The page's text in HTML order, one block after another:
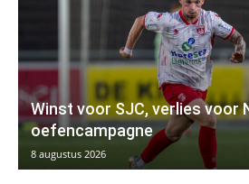
Winst voor SJC, verlies voor
oefencampagne
8 augustus 2026